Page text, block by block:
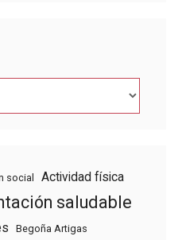
social Actividad física
saludable
Begoña Artigas